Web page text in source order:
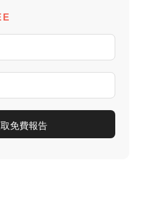
免費報告